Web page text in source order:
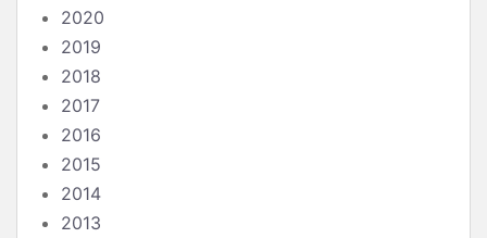
2020
2019
2018
2017
2016
2015
2014
2013